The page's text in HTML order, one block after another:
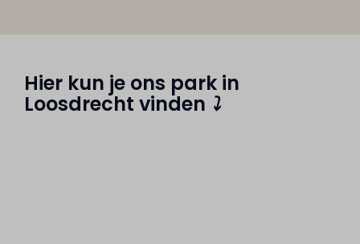
Hier kun je ons park in
Loosdrecht vinden ⤵